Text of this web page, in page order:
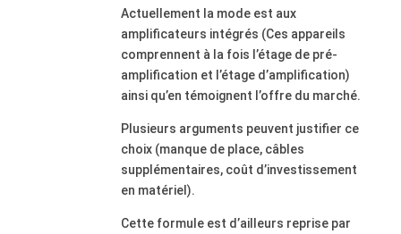
Actuellement la mode est aux
amplificateurs intégrés (Ces appareils
comprennent à la fois l’étage de pré-
amplification et l’étage d’amplification)
ainsi qu’en témoignent l’offre du marché.
Plusieurs arguments peuvent justifier ce
choix (manque de place, câbles
supplémentaires, coût d’investissement
en matériel).
Cette formule est d’ailleurs reprise par